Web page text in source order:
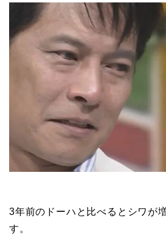
3年前のドーハと比べるとシワが
す。